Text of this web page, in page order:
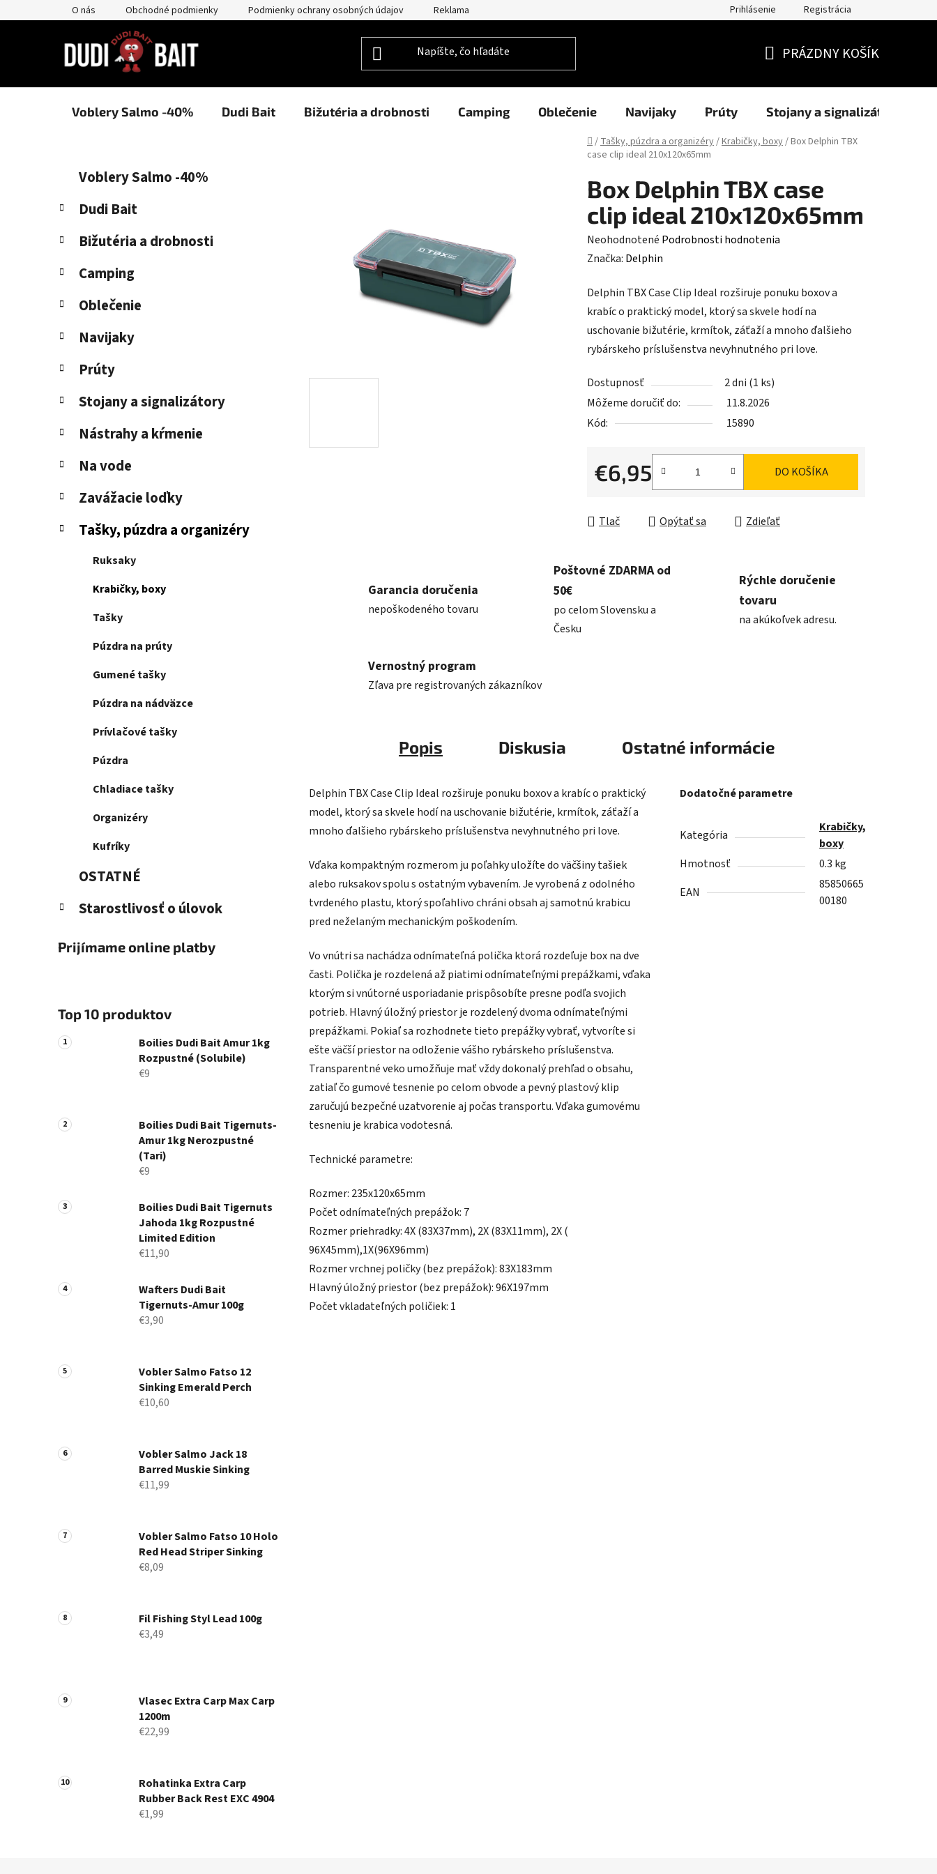
na
O nás Obchodné podmienky Podmienky ochrany osobných údajov Reklamačný poriadok Formuláre NAŠI PARTNERI -
Prihlásenie Registrácia
KOŠÍK
PRÁZDNY KOŠÍK
Voblery Salmo -40% Dudi Bait Bižutéria a drobnosti Camping Oblečenie Navijaky Prúty Stojany a signalizátory
Domov
/Tašky, púzdra a organizéry/Krabičky, boxy/Box Delphin TBX
case clip ideal 210x120x65mm
č
ý
a
n
l
Preskočiť
kategórie
e
ó
i
Voblery Salmo -40%
Dudi Bait
Bižutéria a drobnosti
Camping
Oblečenie
Navijaky
Prúty
Stojany a signalizátory
Nástrahy a kŕmenie
Na vode
Zavážacie loďky
Tašky, púzdra a organizéry
Ruksaky
Krabičky, boxy
Tašky
Púzdra na prúty
Gumené tašky
Púzdra na nádväzce
Prívlačové tašky
Púzdra
Chladiace tašky
Organizéry
Kufríky
OSTATNÉ
Starostlivosť o úlovok
Prijímame online platby
Top 10 produktov
Boilies Dudi Bait Amur 1kg
Rozpustné (Solubile)
€9
Boilies Dudi Bait Tigernuts-
Amur 1kg Nerozpustné
(Tari)
€9
Boilies Dudi Bait Tigernuts
Jahoda 1kg Rozpustné
Limited Edition
€11,90
Wafters Dudi Bait
Tigernuts-Amur 100g
€3,90
Vobler Salmo Fatso 12
Sinking Emerald Perch
€10,60
Vobler Salmo Jack 18
Barred Muskie Sinking
€11,99
Vobler Salmo Fatso 10 Holo
Red Head Striper Sinking
€8,09
Fil Fishing Styl Lead 100g
€3,49
Vlasec Extra Carp Max Carp
1200m
€22,99
Rohatinka Extra Carp
Rubber Back Rest EXC 4904
€1,99
Box Delphin TBX case
clip ideal 210x120x65mm
Priemerné
hodnotenie
je
0,0
z
5
Neohodnotené Podrobnosti hodnotenia
Značka: Delphin
Delphin TBX Case Clip Ideal rozširuje ponuku boxov a
krabíc o praktický model, ktorý sa skvele hodí na
uschovanie bižutérie, krmítok, záťaží a mnoho ďalšieho
rybárskeho príslušenstva nevyhnutného pri love.
Dostupnosť 2 dni (1 ks)
Môžeme doručiť do:
11.8.2026
Kód:
15890
€6,95
Jednotková cena:
DO KOŠÍKA
Tlač Opýtať sa Zdieľať
Garancia doručenia
nepoškodeného tovaru
Poštovné ZDARMA od
50€
po celom Slovensku a
Česku
Rýchle doručenie
tovaru
na akúkoľvek adresu.
Vernostný program
Zľava pre registrovaných zákazníkov
Popis Diskusia Ostatné informácie
Delphin TBX Case Clip Ideal rozširuje ponuku boxov a krabíc o praktický
model, ktorý sa skvele hodí na uschovanie bižutérie, krmítok, záťaží a
mnoho ďalšieho rybárskeho príslušenstva nevyhnutného pri love.
Vďaka kompaktným rozmerom ju poľahky uložíte do väčšiny tašiek
alebo ruksakov spolu s ostatným vybavením. Je vyrobená z odolného
tvrdeného plastu, ktorý spoľahlivo chráni obsah aj samotnú krabicu
pred neželaným mechanickým poškodením.
Vo vnútri sa nachádza odnímateľná polička ktorá rozdeľuje box na dve
časti. Polička je rozdelená až piatimi odnímateľnými prepážkami, vďaka
ktorým si vnútorné usporiadanie prispôsobíte presne podľa svojich
potrieb. Hlavný úložný priestor je rozdelený dvoma odnímateľnými
prepážkami. Pokiaľ sa rozhodnete tieto prepážky vybrať, vytvoríte si
ešte väčší priestor na odloženie vášho rybárskeho príslušenstva.
Transparentné veko umožňuje mať vždy dokonalý prehľad o obsahu,
zatiaľ čo gumové tesnenie po celom obvode a pevný plastový klip
zaručujú bezpečné uzatvorenie aj počas transportu. Vďaka gumovému
tesneniu je krabica vodotesná.
Technické parametre:
Rozmer: 235x120x65mm
Počet odnímateľných prepážok: 7
Rozmer priehradky: 4X (83X37mm), 2X (83X11mm), 2X (
96X45mm),1X(96X96mm)
Rozmer vrchnej poličky (bez prepážok): 83X183mm
Hlavný úložný priestor (bez prepážok): 96X197mm
Počet vkladateľných poličiek: 1
Dodatočné parametre
Kategória
Krabičky,
boxy
Hmotnosť
0.3 kg
EAN
85850665
00180